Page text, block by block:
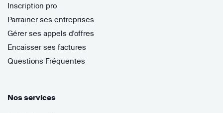
Inscription pro
Parrainer ses entreprises
Gérer ses appels d'offres
Encaisser ses factures
Questions Fréquentes
Nos services